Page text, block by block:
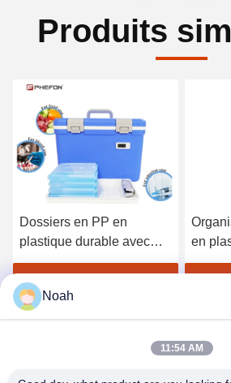
Produits
Dossiers en PP en
plastique durable avec
poche Dossier en format
A4 pour étudiant
Obtenez le meilleur prix
en
Noah
11:54 AM